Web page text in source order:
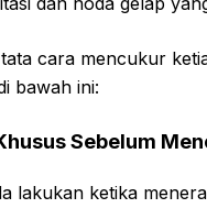
cara mencukur
bawah ini:
Sebelum
lakukan ketika